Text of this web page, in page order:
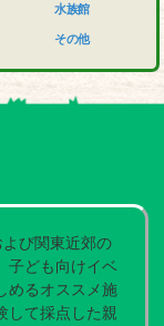
水族館
その他
び関東近郊の
子ども向けイベ
めるオススメ施
して採点した親